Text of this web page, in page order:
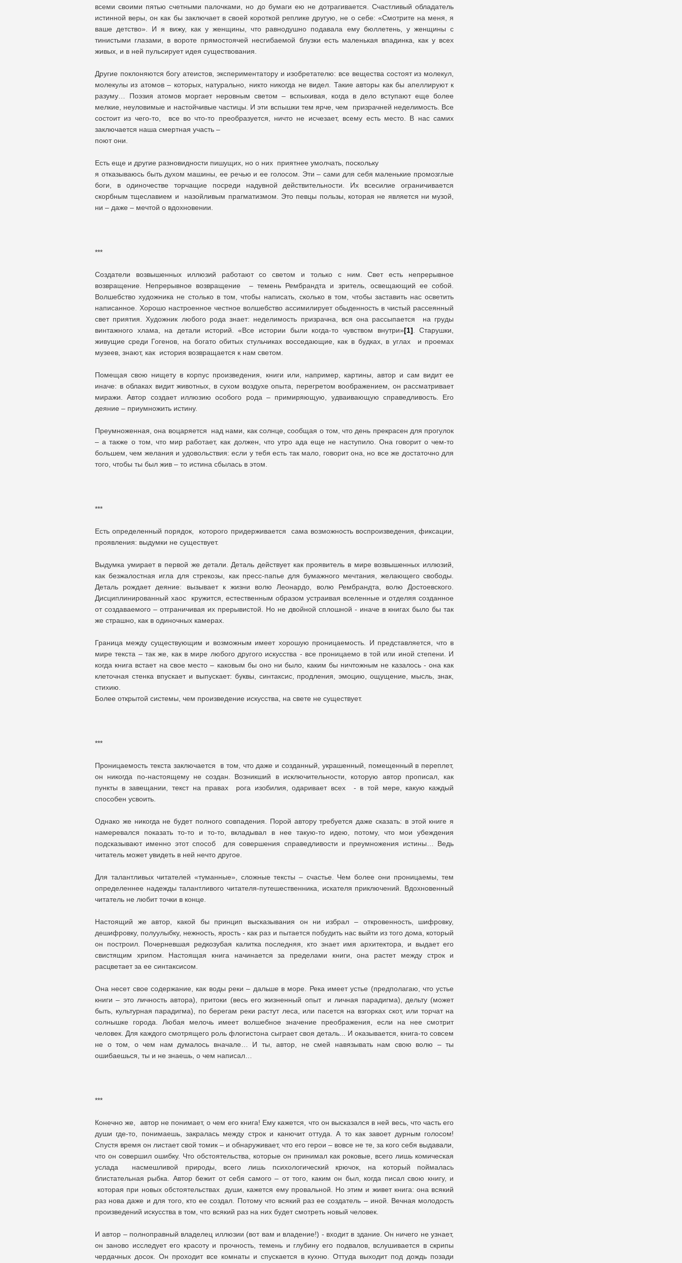
всеми своими пятью счетными палочками, но до бумаги ею не дотрагивается. Счастливый обладатель
истинной веры, он как бы заключает в своей короткой реплике другую, не о себе: «Смотрите на меня, я
ваше детство». И я вижу, как у женщины, что равнодушно подавала ему бюллетень, у женщины с
тинистыми глазами, в вороте прямостоячей несгибаемой блузки есть маленькая впадинка, как у всех
живых, и в ней пульсирует идея существования.
Другие поклоняются богу атеистов, экспериментатору и изобретателю: все вещества состоят из молекул,
молекулы из атомов – которых, натурально, никто никогда не видел. Такие авторы как бы апеллируют к
разуму… Поэзия атомов моргает неровным светом – вспыхивая, когда в дело вступают еще более
мелкие, неуловимые и настойчивые частицы. И эти вспышки тем ярче, чем призрачней неделимость. Все
состоит из чего-то, все во что-то преобразуется, ничто не исчезает, всему есть место. В нас самих
заключается наша смертная участь –
поют они.
Есть еще и другие разновидности пишущих, но о них приятнее умолчать, поскольку
я отказываюсь быть духом машины, ее речью и ее голосом. Эти – сами для себя маленькие промозглые
боги, в одиночестве торчащие посреди надувной действительности. Их всесилие ограничивается
скорбным тщеславием и назойливым прагматизмом. Это певцы пользы, которая не является ни музой,
ни – даже – мечтой о вдохновении.
***
Создатели возвышенных иллюзий работают со светом и только с ним. Свет есть непрерывное
возвращение. Непрерывное возвращение – темень Рембрандта и зритель, освещающий ее собой.
Волшебство художника не столько в том, чтобы написать, сколько в том, чтобы заставить нас осветить
написанное. Хорошо настроенное честное волшебство ассимилирует обыденность в чистый рассеянный
свет приятия. Художник любого рода знает: неделимость призрачна, вся она рассыпается на груды
винтажного хлама, на детали историй. «Все истории были когда-то чувством внутри»[1] . Старушки,
живущие среди Гогенов, на богато обитых стульчиках восседающие, как в будках, в углах и проемах
музеев, знают, как история возвращается к нам светом.
Помещая свою нищету в корпус произведения, книги или, например, картины, автор и сам видит ее
иначе: в облаках видит животных, в сухом воздухе опыта, перегретом воображением, он рассматривает
миражи. Автор создает иллюзию особого рода – примиряющую, удваивающую справедливость. Его
деяние – приумножить истину.
Преумноженная, она воцаряется над нами, как солнце, сообщая о том, что день прекрасен для прогулок
– а также о том, что мир работает, как должен, что утро ада еще не наступило. Она говорит о чем-то
большем, чем желания и удовольствия: если у тебя есть так мало, говорит она, но все же достаточно для
того, чтобы ты был жив – то истина сбылась в этом.
***
Есть определенный порядок, которого придерживается сама возможность воспроизведения, фиксации,
проявления: выдумки не существует.
Выдумка умирает в первой же детали. Деталь действует как проявитель в мире возвышенных иллюзий,
как безжалостная игла для стрекозы, как пресс-папье для бумажного мечтания, желающего свободы.
Деталь рождает деяние: вызывает к жизни волю Леонардо, волю Рембрандта, волю Достоевского.
Дисциплинированный хаос кружится, естественным образом устраивая вселенные и отделяя созданное
от создаваемого – отграничивая их прерывистой. Но не двойной сплошной - иначе в книгах было бы так
же страшно, как в одиночных камерах.
Граница между существующим и возможным имеет хорошую проницаемость. И представляется, что в
мире текста – так же, как в мире любого другого искусства - все проницаемо в той или иной степени. И
когда книга встает на свое место – каковым бы оно ни было, каким бы ничтожным не казалось - она как
клеточная стенка впускает и выпускает: буквы, синтаксис, продления, эмоцию, ощущение, мысль, знак,
стихию.
Более открытой системы, чем произведение искусства, на свете не существует.
***
Проницаемость текста заключается в том, что даже и созданный, украшенный, помещенный в переплет,
он никогда по-настоящему не создан. Возникший в исключительности, которую автор прописал, как
пункты в завещании, текст на правах рога изобилия, одаривает всех - в той мере, какую каждый
способен усвоить.
Однако же никогда не будет полного совпадения. Порой автору требуется даже сказать: в этой книге я
намеревался показать то-то и то-то, вкладывал в нее такую-то идею, потому, что мои убеждения
подсказывают именно этот способ для совершения справедливости и преумножения истины… Ведь
читатель может увидеть в ней нечто другое.
Для талантливых читателей «туманные», сложные тексты – счастье. Чем более они проницаемы, тем
определеннее надежды талантливого читателя-путешественника, искателя приключений. Вдохновенный
читатель не любит точки в конце.
Настоящий же автор, какой бы принцип высказывания он ни избрал – откровенность, шифровку,
дешифровку, полуулыбку, нежность, ярость - как раз и пытается побудить нас выйти из того дома, который
он построил. Почерневшая редкозубая калитка последняя, кто знает имя архитектора, и выдает его
свистящим хрипом. Настоящая книга начинается за пределами книги, она растет между строк и
расцветает за ее синтаксисом.
Она несет свое содержание, как воды реки – дальше в море. Река имеет устье (предполагаю, что устье
книги – это личность автора), притоки (весь его жизненный опыт и личная парадигма), дельту (может
быть, культурная парадигма), по берегам реки растут леса, или пасется на взгорках скот, или торчат на
солнышке города. Любая мелочь имеет волшебное значение преображения, если на нее смотрит
человек. Для каждого смотрящего роль флогистона сыграет своя деталь... И оказывается, книга-то совсем
не о том, о чем нам думалось вначале… И ты, автор, не смей навязывать нам свою волю – ты
ошибаешься, ты и не знаешь, о чем написал…
***
Конечно же, автор не понимает, о чем его книга! Ему кажется, что он высказался в ней весь, что часть его
души где-то, понимаешь, закралась между строк и канючит оттуда. А то как завоет дурным голосом!
Спустя время он листает свой томик – и обнаруживает, что его герои – вовсе не те, за кого себя выдавали,
что он совершил ошибку. Что обстоятельства, которые он принимал как роковые, всего лишь комическая
услада насмешливой природы, всего лишь психологический крючок, на который поймалась
блистательная рыбка. Автор бежит от себя самого – от того, каким он был, когда писал свою книгу, и
которая при новых обстоятельствах души, кажется ему провальной. Но этим и живет книга: она всякий
раз нова даже и для того, кто ее создал. Потому что всякий раз ее создатель – иной. Вечная молодость
произведений искусства в том, что всякий раз на них будет смотреть новый человек.
И автор – полноправный владелец иллюзии (вот вам и владение!) - входит в здание. Он ничего не узнает,
он заново исследует его красоту и прочность, темень и глубину его подвалов, вслушивается в скрипы
чердачных досок. Он проходит все комнаты и спускается в кухню. Оттуда выходит под дождь позади